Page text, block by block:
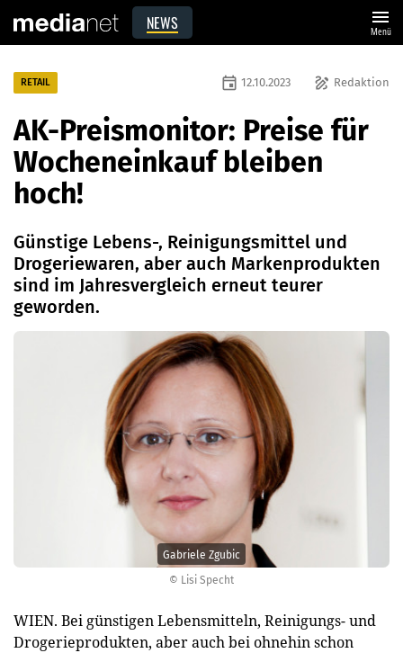
NEWS menu
Menü
© Lisi Specht
Gabriele Zgubic
RETAIL draw Redaktion
event 12.10.2023
AK-Preismonitor: Preise für
Wocheneinkauf bleiben
hoch!
Günstige Lebens-, Reinigungsmittel und
Drogeriewaren, aber auch Markenprodukten
sind im Jahresvergleich erneut teurer
geworden.
WIEN. Bei günstigen Lebensmitteln, Reinigungs- und
Drogerieprodukten, aber auch bei ohnehin schon